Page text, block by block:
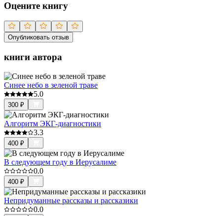
Оцените книгу
Опубликовать отзыв
книги автора
Синее небо в зеленой траве
5.0
300 ₽
Алгоритм ЭКГ-диагностики
3.3
400 ₽
В следующем году в Иерусалиме
0.0
400 ₽
Непридуманные рассказы и рассказики
0.0